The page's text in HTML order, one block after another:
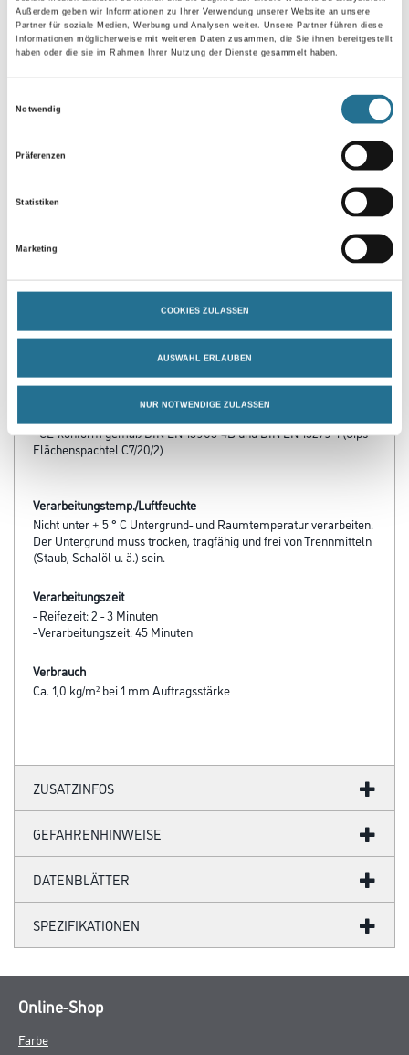
Außerdem geben wir Informationen zu Ihrer Verwendung unserer Website an unsere
Partner für soziale Medien, Werbung und Analysen weiter. Unsere Partner führen diese
Informationen möglicherweise mit weiteren Daten zusammen, die Sie ihnen bereitgestellt
haben oder die sie im Rahmen Ihrer Nutzung der Dienste gesammelt haben.
Notwendig
Präferenzen
Statistiken
Marketing
COOKIES ZULASSEN
AUSWAHL ERLAUBEN
NUR NOTWENDIGE ZULASSEN
Umrechnungsfaktoren
- Premium-Haftspachtel innen
- Für alle Gipskarton-Systeme gemäß EN 13963
- Zum vollflächigen Glätten und zum Füllen von Rissen und
- Zum Verspachteln von spannungsfrei montierten Gipskarton- und
Gipsfaserplatten auch ohne Bewehrungsstreifen
- Verarbeitungszeit 45 Minuten
- CE-konform gemäß DIN EN 13963-4B und DIN EN 13279-1 (Gips-
Flächenspachtel C7/20/2)
Verarbeitungstemp./Luftfeuchte
Nicht unter + 5 ° C Untergrund- und Raumtemperatur verarbeiten.
Der Untergrund muss trocken, tragfähig und frei von Trennmitteln
(Staub, Schalöl u. ä.) sein.
Verarbeitungszeit
- Reifezeit: 2 - 3 Minuten
- Verarbeitungszeit: 45 Minuten
Verbrauch
Ca. 1,0 kg/m² bei 1 mm Auftragsstärke
ZUSATZINFOS
GEFAHRENHINWEISE
DATENBLÄTTER
SPEZIFIKATIONEN
Online-Shop
Farbe